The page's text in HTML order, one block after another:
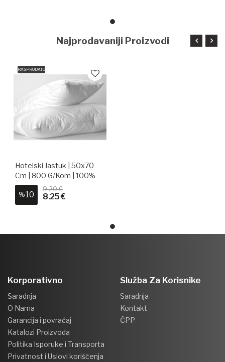
Najprodavaniji Proizvodi
RASPRODATO
Hotelski Jastuk | 50x70
Cm | 800 G/kom | 100%
Pamuk
%10
9.20 €
8.25 €
Korporativno
Saradnja
O Nama
Garancija i povraćaj
Katalozi Proizvoda
Politika Isporuke i Transporta
Privatnost i Uslovi korišćenja
Služba Za Korisnike
Saradnja
Kontakt
ČPP